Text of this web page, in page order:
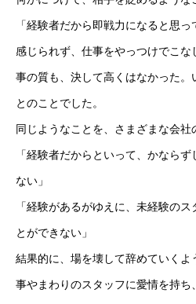
「経験者だから即戦力になると思
感じられず、仕事をやっつけでこ
事の質も、決して高くはなかった。
とのことでした。
同じようなことを、さまざまな会社
「経験者だからといって、かなら
ない」
「経験があるがゆえに、未経験の
とができない」
結果的に、場を壊して辞めていく
事やまわりのスタッフに愛情を持